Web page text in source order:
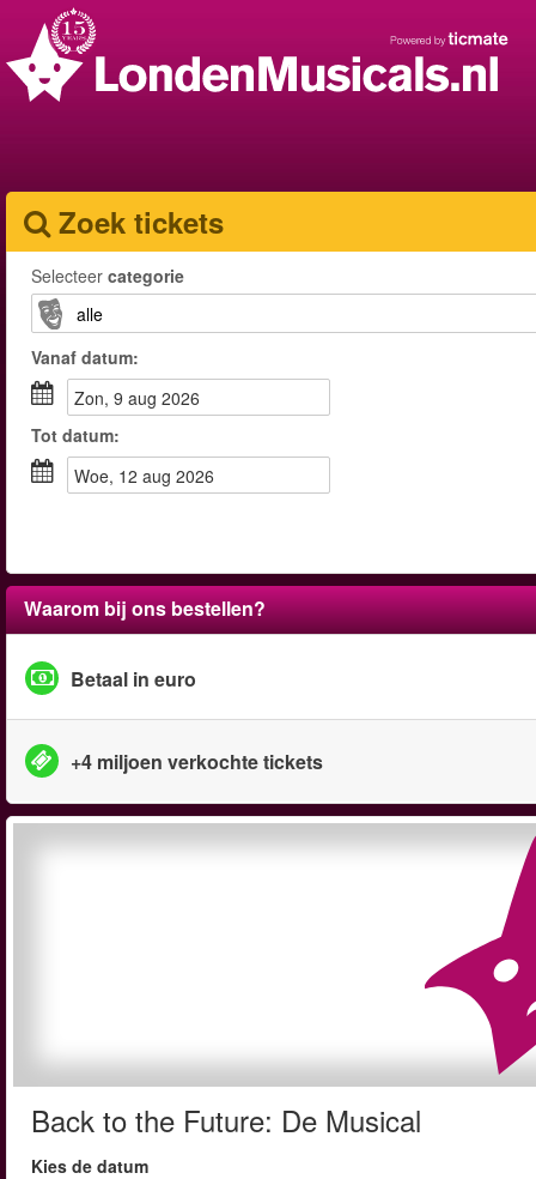
Zoek tickets
Selecteer categorie
Vanaf datum:
zon, 9 aug 2026
Tot datum:
woe, 12 aug 2026
Waarom bij ons bestellen?
Betaal in euro
+4 miljoen verkochte tickets
Back to the Future: De Musical
Kies de datum